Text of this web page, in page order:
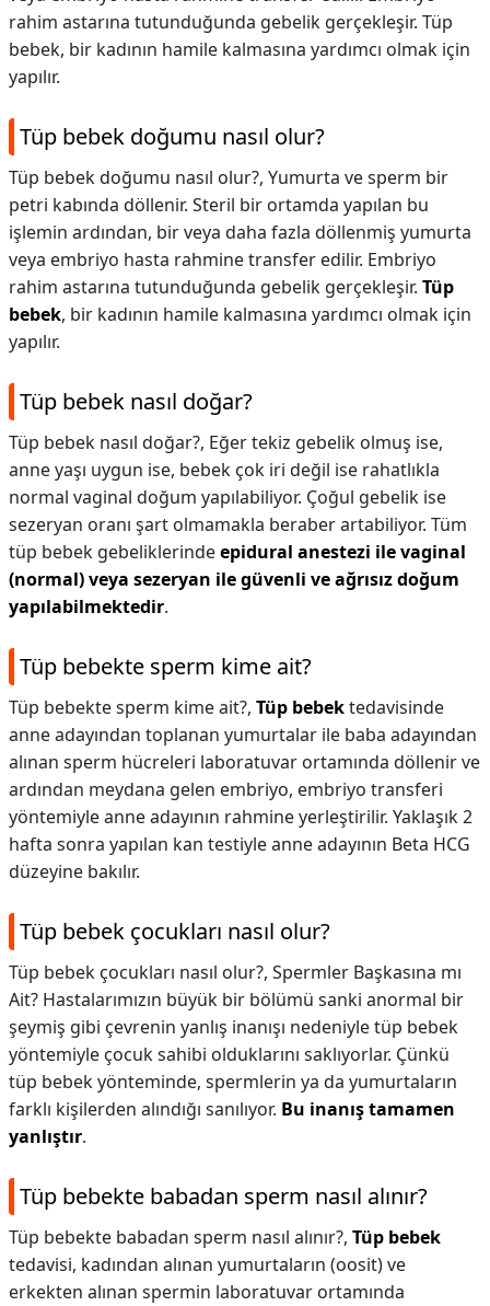
rahim astarına tutunduğunda gebelik gerçekleşir. Tüp
bebek, bir kadının hamile kalmasına yardımcı olmak için
yapılır.
Tüp bebek doğumu nasıl olur?
Tüp bebek doğumu nasıl olur?, Yumurta ve sperm bir
petri kabında döllenir. Steril bir ortamda yapılan bu
işlemin ardından, bir veya daha fazla döllenmiş yumurta
veya embriyo hasta rahmine transfer edilir. Embriyo
rahim astarına tutunduğunda gebelik gerçekleşir. Tüp
bebek, bir kadının hamile kalmasına yardımcı olmak için
yapılır.
Tüp bebek nasıl doğar?
Tüp bebek nasıl doğar?, Eğer tekiz gebelik olmuş ise,
anne yaşı uygun ise, bebek çok iri değil ise rahatlıkla
normal vaginal doğum yapılabiliyor. Çoğul gebelik ise
sezeryan oranı şart olmamakla beraber artabiliyor. Tüm
tüp bebek gebeliklerindeepidural anestezi ile vaginal
(normal) veya sezeryan ile güvenli ve ağrısız doğum
yapılabilmektedir.
Tüp bebekte sperm kime ait?
Tüp bebekte sperm kime ait?, Tüp bebektedavisinde
anne adayından toplanan yumurtalar ile baba adayından
alınan sperm hücreleri laboratuvar ortamında döllenir ve
ardından meydana gelen embriyo, embriyo transferi
yöntemiyle anne adayının rahmine yerleştirilir. Yaklaşık 2
hafta sonra yapılan kan testiyle anne adayının Beta HCG
düzeyine bakılır.
Tüp bebek çocukları nasıl olur?
Tüp bebek çocukları nasıl olur?, Spermler Başkasına mı
Ait? Hastalarımızın büyük bir bölümü sanki anormal bir
şeymiş gibi çevrenin yanlış inanışı nedeniyle tüp bebek
yöntemiyle çocuk sahibi olduklarını saklıyorlar. Çünkü
tüp bebek yönteminde, spermlerin ya da yumurtaların
farklı kişilerden alındığı sanılıyor. Bu inanış tamamen
yanlıştır.
Tüp bebekte babadan sperm nasıl alınır?
Tüp bebekte babadan sperm nasıl alınır?, Tüp bebek
tedavisi, kadından alınan yumurtaların (oosit) ve
erkekten alınan spermin laboratuvar ortamında